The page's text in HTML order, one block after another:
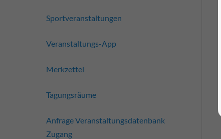
Sportveranstaltungen
Veranstaltungs-App
Merkzettel
Tagungsräume
Anfrage Veranstaltungsdatenbank
Zugang